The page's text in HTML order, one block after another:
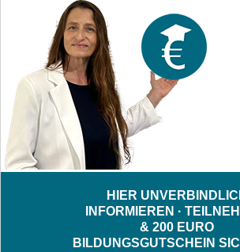
HIER
INFORMIEREN ·
& 200 EURO
BILDUNGSGUTSCHEIN